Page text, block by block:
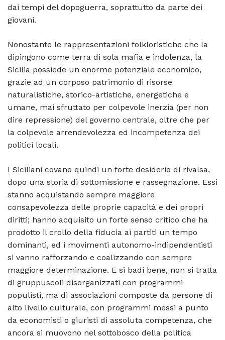
dai tempi del dopoguerra, soprattutto da parte dei
giovani.
Nonostante le rappresentazioni folkloristiche che la
dipingono come terra di sola mafia e indolenza, la
Sicilia possiede un enorme potenziale economico,
grazie ad un corposo patrimonio di risorse
naturalistiche, storico-artistiche, energetiche e
umane, mai sfruttato per colpevole inerzia (per non
dire repressione) del governo centrale, oltre che per
la colpevole arrendevolezza ed incompetenza dei
politici locali.
I Siciliani covano quindi un forte desiderio di rivalsa,
dopo una storia di sottomissione e rassegnazione. Essi
stanno acquistando sempre maggiore
consapevolezza delle proprie capacità e dei propri
diritti; hanno acquisito un forte senso critico che ha
prodotto il crollo della fiducia ai partiti un tempo
dominanti, ed i movimenti autonomo-indipendentisti
si vanno rafforzando e coalizzando con sempre
maggiore determinazione. E si badi bene, non si tratta
di gruppuscoli disorganizzati con programmi
populisti, ma di associazioni composte da persone di
alto livello culturale, con programmi messi a punto
da economisti o giuristi di assoluta competenza, che
ancora si muovono nel sottobosco della politica